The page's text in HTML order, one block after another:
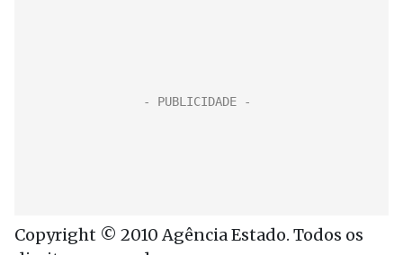
Copyright © 2010 Agência Estado. Todos os